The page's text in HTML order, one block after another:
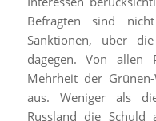
Befragten sind
Sanktionen, über
dagegen. Von
Mehrheit der
aus. Weniger als
Russland die Schuld